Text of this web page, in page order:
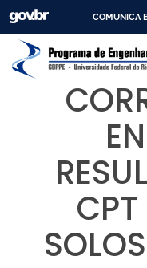
COMUNICA
CPT